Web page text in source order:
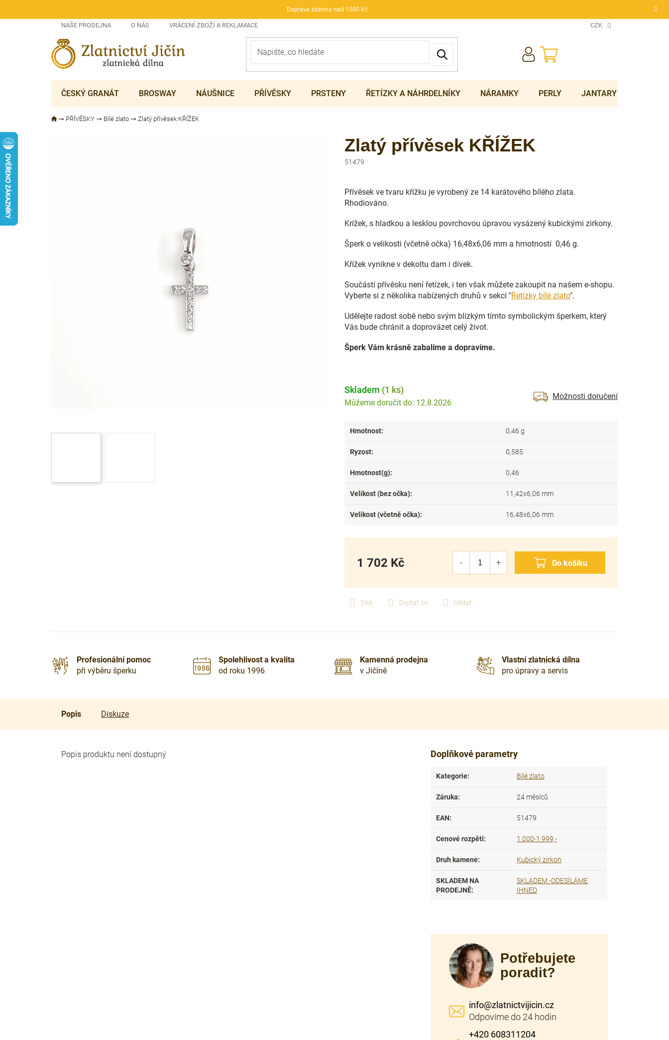
Doprava zdarma nad 1500 Kč
NAŠE PRODEJNA O NÁS VRÁCENÍ ZBOŽÍ A REKLAMACE CZK
NÁKUPNÍ
KOŠÍK
ČESKÝ GRANÁT BROSWAY NÁUŠNICE PŘÍVĚSKY PRSTENY ŘETÍZKY A NÁHRDELNÍKY NÁRAMKY PERLY JANTARY
PŘÍVĚSKY Bílé zlato Zlatý přívěsek KŘÍŽEK
Přívěsek ve tvaru křížku je vyrobený ze 14 karátového bílého zlata.
Rhodiováno.
Krížek, s hladkou a lesklou povrchovou úpravou vysázený kubickými zirkony.
Šperk o velikosti (včetně očka) 16,48x6,06 mm a hmotností 0,46 g.
Křížek vynikne v dekoltu dam i dívek.
Součástí přívěsku není řetízek, i ten však můžete zakoupit na našem e-shopu.
Vyberte si z několika nabízených druhů v sekci "Řetízky bílé zlato".
Udělejte radost sobě nebo svým blízkým tímto symbolickým šperkem, který
Vás bude chránit a doprovázet celý život.
Šperk Vám krásně zabalíme a dopravíme.
Tisk Zeptat se Hlídat
Zlatý přívěsek KŘÍŽEK
51479
Skladem (1 ks)
12.8.2026
Možnosti doručení
1 702 Kč
Hmotnost: 0,46 g
Ryzost: 0,585
Hmotnost(g): 0,46
Velikost (bez očka): 11,42x6,06 mm
Velikost (včetně očka): 16,48x6,06 mm
Profesionální pomoc
při výběru šperku
Spolehlivost a kvalita
od roku 1996
Kamenná prodejna
v Jičíně
Vlastní zlatnická dílna
pro úpravy a servis
Popis Diskuze
Popis produktu není dostupný Doplňkové parametry
Kategorie: Bílé zlato
Záruka: 24 měsíců
EAN: 51479
Cenové rozpětí: 1.000-1.999,-
Druh kamene: Kubický zirkon
SKLADEM NA
PRODEJNĚ:
SKLADEM -ODESÍLÁME
IHNED
Potřebujete
poradit?
info@zlatnictvijicin.cz
+420 608311204